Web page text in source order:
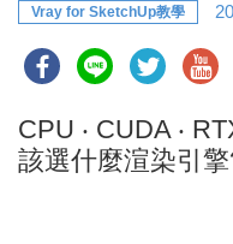
Vray for SketchUp教學
CPU ‧ CUDA ‧
該選什麼渲染引